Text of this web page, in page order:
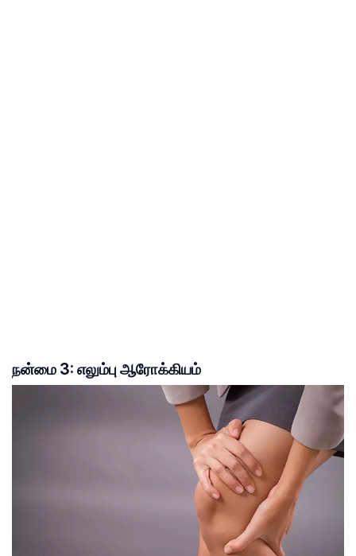
நன்மை 3: எலும்பு ஆரோக்கியம்